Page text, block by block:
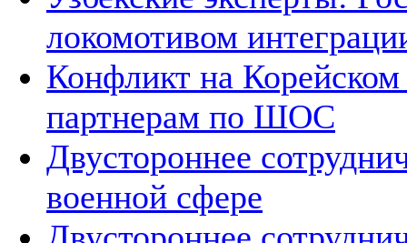
локомотивом
Конфликт на
партнерам по ШОС
Двустороннее
военной сфере